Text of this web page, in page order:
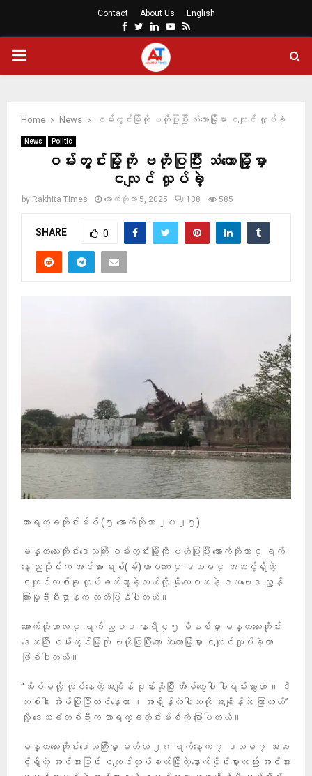
Contact About Us English
Facebook
Twitter
LinkedinYoutube
Rss
PRIMARY
Home News ဝမ်းတွင်းမြို့ကို ဗဟိုပြုပြီး သံတောမြို့မှာ ငလျင် လှုပ်ခဲ့
News Politic
ဝမ်းတွင်းမြို့ကို ဗဟိုပြုပြီး သံတောမြို့မှာ
ငလျင် လှုပ်ခဲ့
by Rakhita Times အောက်တိုဘာ 5, 2025 138 585
SHARE 0
အာရက္ခတိုင်းမ်စ် (၅ အောက်တိုဘာ ၂၀၂၅)
မန္တလေးတိုင်းဒေသကြီး ဝမ်းတွင်းမြို့ကို ဗဟိုပြုပြီး အောက်တိုဘာ ၄ ရက်
နေ့ ညပိုင်းက အင်အား ရစ်(ခ်)တာစကေး ၄ ဒသမ ၄ အဆင့်ရှိတဲ့
ငလျင်တစ်ခု လှုပ်ခတ်သွားခဲ့တယ်လို့ မိုးလေဝသနဲ့ ဇလဗေဒ ညွှန်
ကြားမှုဦးစီးဌာနက ထုတ်ပြန်ပါတယ်။
အောက်တိုဘာလ ၄ ရက် ည ၁၁ နာရီ ၄၅ မိနစ်မှာ မန္တလေးတိုင်း
ဒေသကြီး ဝမ်းတွင်းမြို့ကို ဗဟိုပြုပြီးတော့ သဲတောမြို့မှာ ငလျင်လှုပ်ခဲ့တာ
ဖြစ်ပါတယ်။
“အိပ်မလို့ လုပ်နေတဲ့အချိန် ဒုန်းဆိုပြီး အိမ်တွေပါ ခါရမ်းသွားတာ ။ ဒီ
တစ်ခါ အိမ်ပြိုပြီထင်နေတာ ။ အရှိန်လဲပါသလို အချိန်လဲ ကြာတယ်”
လို့ ဒေသခံတစ်ဦးက အာရက္ခတိုင်းမ်စ်ကို ပြောပါတယ်။
မန္တလေးတိုင်းဒေသကြီးမှာ မတ်လ ၂၈ ရက်နေ့က ၇ ဒသမ ၇ အဆ
င့်ရှိတဲ့ အင်အားပြင်း ငလျင်လှုပ်ခတ်ပြီးတဲ့နောက်ပိုင်းမှာလည်း အင်အား